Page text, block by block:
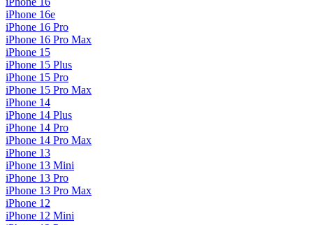
iPhone 16e
iPhone 16 Pro
iPhone 16 Pro Max
iPhone 15
iPhone 15 Plus
iPhone 15 Pro
iPhone 15 Pro Max
iPhone 14
iPhone 14 Plus
iPhone 14 Pro
iPhone 14 Pro Max
iPhone 13
iPhone 13 Mini
iPhone 13 Pro
iPhone 13 Pro Max
iPhone 12
iPhone 12 Mini